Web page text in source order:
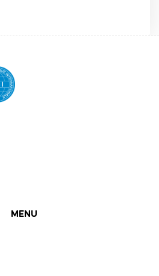
MENU